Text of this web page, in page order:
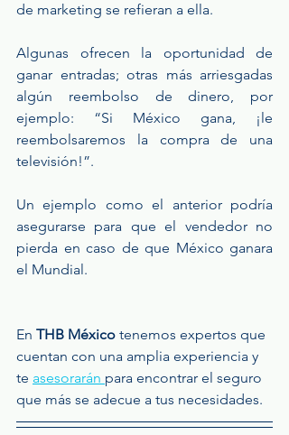
de marketing se refieran a ella.
Algunas ofrecen la oportunidad de
ganar entradas; otras más arriesgadas
algún reembolso de dinero, por
ejemplo: “Si México gana, ¡le
reembolsaremos la compra de una
televisión!”.
Un ejemplo como el anterior podría
asegurarse para que el vendedor no
pierda en caso de que México ganara
el Mundial.
En THB México tenemos expertos que
cuentan con una amplia experiencia y
te asesorarán para encontrar el seguro
que más se adecue a tus necesidades.